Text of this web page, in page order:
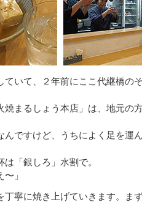
ていて、２年前にここ代継橋の
焼まるしょう本店」は、地元の
んですけど、うちによく足を運
「銀しろ」水割で。
」
丁寧に焼き上げていきます。ま